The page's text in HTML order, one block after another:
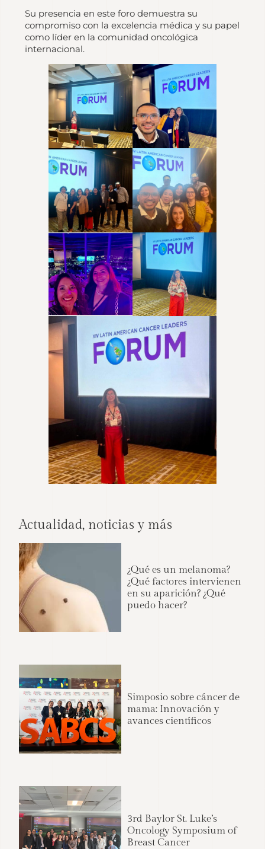
Su presencia en este foro demuestra su
compromiso con la excelencia médica y su papel
como líder en la comunidad oncológica
internacional.
Actualidad, noticias y más
¿Qué es un melanoma?
¿Qué factores intervienen
en su aparición? ¿Qué
puedo hacer?
Simposio sobre cáncer de
mama: Innovación y
avances científicos
3rd Baylor St. Luke’s
Oncology Symposium of
Breast Cancer